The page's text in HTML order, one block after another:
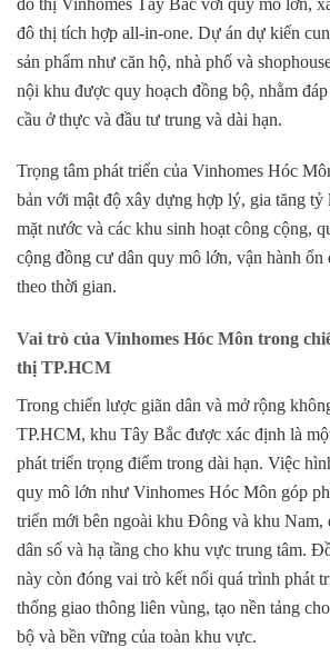
đô thị Vinhomes Tây Bắc với quy mô lớn,
đô thị tích hợp all-in-one. Dự án dự kiến
sản phẩm như căn hộ, nhà phố và
nội khu được quy hoạch đồng bộ, nhằm
cầu ở thực và đầu tư trung và dài hạn.
Trọng tâm phát triển của Vinhomes Hóc
bản với mật độ xây dựng hợp lý, gia tăng tỷ
mặt nước và các khu sinh hoạt công cộng,
cộng đồng cư dân quy mô lớn, vận hành
theo thời gian.
Vai trò của Vinhomes Hóc Môn trong
thị TP.HCM
Trong chiến lược giãn dân và mở rộng
TP.HCM, khu Tây Bắc được xác định là
phát triển trọng điểm trong dài hạn. Việc
quy mô lớn như Vinhomes Hóc Môn góp
triển mới bên ngoài khu Đông và khu Nam,
dân số và hạ tầng cho khu vực trung tâm.
này còn đóng vai trò kết nối quá trình phát
thống giao thông liên vùng, tạo nền tảng
bộ và bền vững của toàn khu vực.